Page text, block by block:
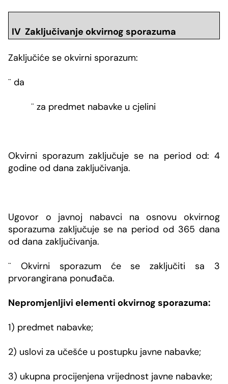
IV Zaključivanje okvirnog sporazuma
Zaključiće se okvirni sporazum:
¨ da
¨ za predmet nabavke u cjelini
Okvirni sporazum zaključuje se na period od: 4
godine od dana zaključivanja.
Ugovor o javnoj nabavci na osnovu okvirnog
sporazuma zaključuje se na period od 365 dana
od dana zaključivanja.
¨ Okvirni sporazum će se zaključiti sa 3
prvorangirana ponuđača.
Nepromjenljivi elementi okvirnog sporazuma:
1) predmet nabavke;
2) uslovi za učešće u postupku javne nabavke;
3) ukupna procijenjena vrijednost javne nabavke;